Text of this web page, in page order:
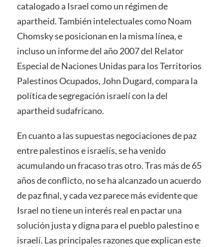
catalogado a Israel como un régimen de
apartheid. También intelectuales como Noam
Chomsky se posicionan en la misma línea, e
incluso un informe del año 2007 del Relator
Especial de Naciones Unidas para los Territorios
Palestinos Ocupados, John Dugard, compara la
política de segregación israelí con la del
apartheid sudafricano.
En cuanto a las supuestas negociaciones de paz
entre palestinos e israelís, se ha venido
acumulando un fracaso tras otro. Tras más de 65
años de conflicto, no se ha alcanzado un acuerdo
de paz final, y cada vez parece más evidente que
Israel no tiene un interés real en pactar una
solución justa y digna para el pueblo palestino e
israelí. Las principales razones que explican este